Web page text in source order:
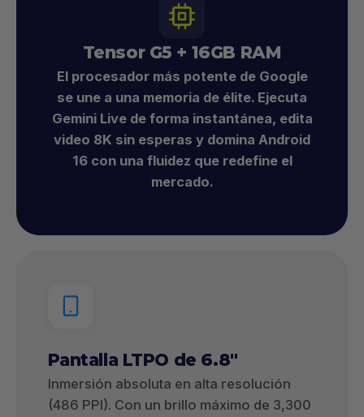
Tensor G5 + 16GB RAM
El procesador más potente de Google
se une a una memoria de élite. Ejecuta
Gemini Live de forma instantánea, edita
video 8K sin esperas y domina Android
16 con una fluidez que redefine el
mercado.
Pantalla LTPO de 6.8"
Inmersión absoluta en alta resolución
(486 PPI). Con un brillo máximo de 3,300